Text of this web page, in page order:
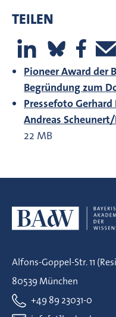
TEILEN
Pioneer Award der
Begründung zum
Pressefoto
Andreas
22 MB
Alfons-Goppel-Str. 11
80539 München
+49 89 23031-0